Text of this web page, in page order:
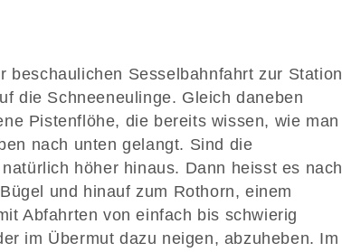
beschaulichen Sesselbahnfahrt zur Station
die Schneeneulinge. Gleich daneben
Pistenflöhe, die bereits wissen, wie man
nach unten gelangt. Sind die
höher hinaus. Dann heisst es nach
und hinauf zum Rothorn, einem
Abfahrten von einfach bis schwierig
im Übermut dazu neigen, abzuheben. Im